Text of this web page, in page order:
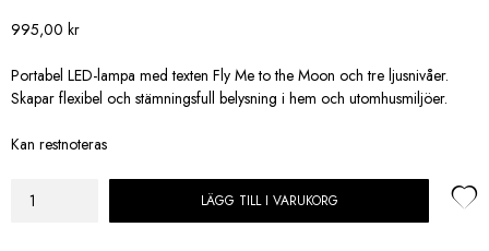
995,00 kr
Portabel LED-lampa med texten Fly Me to the Moon och tre ljusnivåer.
Skapar flexibel och stämningsfull belysning i hem och utomhusmiljöer.
Kan restnoteras
LED-
LÄGG TILL I VARUKORG